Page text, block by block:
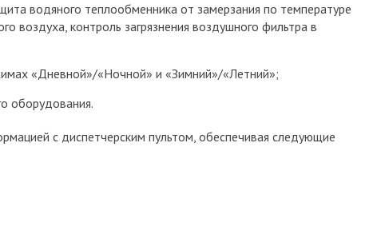
водяного теплообменника от замерзания по температуре
воздуха, контроль загрязнения воздушного фильтра в
«Дневной»/«Ночной» и «Зимний»/«Летний»;
оборудования.
с диспетчерским пультом, обеспечивая следующие